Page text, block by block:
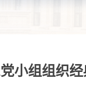
小组组织